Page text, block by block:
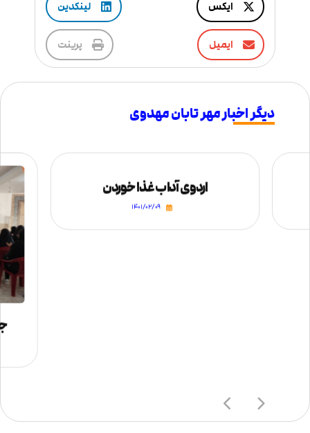
ایکس لینکدین
ایمیل پرینت
دیگر اخبار مهر تابان مهدوی
اردوی آداب غذا خوردن
۱۴۰۱/۰۲/۰۹